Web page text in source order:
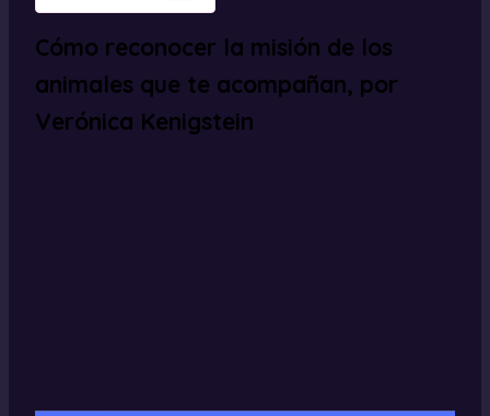
Cómo reconocer la misión de los
animales que te acompañan, por
Verónica Kenigstein